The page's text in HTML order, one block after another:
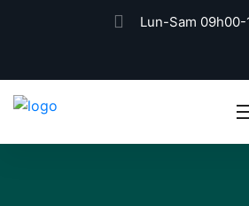
Lun-Sam 09h00-